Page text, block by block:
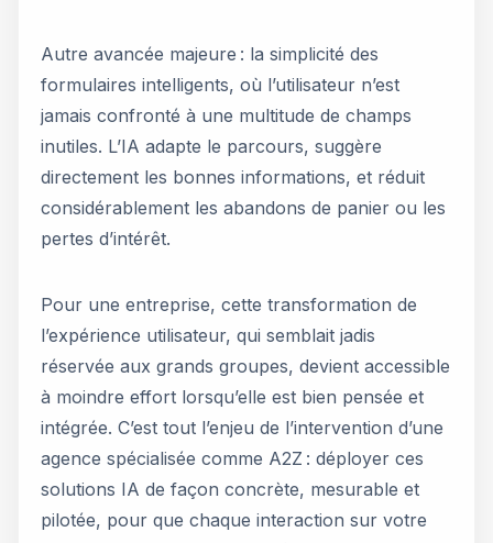
Autre avancée majeure : la simplicité des
formulaires intelligents, où l’utilisateur n’est
jamais confronté à une multitude de champs
inutiles. L’IA adapte le parcours, suggère
directement les bonnes informations, et réduit
considérablement les abandons de panier ou les
pertes d’intérêt.
Pour une entreprise, cette transformation de
l’expérience utilisateur, qui semblait jadis
réservée aux grands groupes, devient accessible
à moindre effort lorsqu’elle est bien pensée et
intégrée. C’est tout l’enjeu de l’intervention d’une
agence spécialisée comme A2Z : déployer ces
solutions IA de façon concrète, mesurable et
pilotée, pour que chaque interaction sur votre